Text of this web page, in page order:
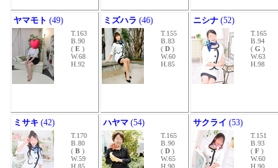
ヤマモト (49)
T.163
B.90
( E )
W.68
H.92
ミズハラ (46)
T.155
B.83
( D )
W.60
H.85
ニシナ (52)
T.165
B.94
( G )
W.63
H.98
ミサキ (42)
T.170
B.80
( B )
W.59
H.85
ハヤマ (54)
T.165
B.90
( D )
W.65
H.90
サクライ (53)
T.151
B.93
( F )
W.60
H.90